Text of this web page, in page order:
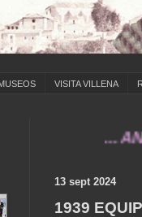
VISITA VILLENA
...
13 sept 2024
1939